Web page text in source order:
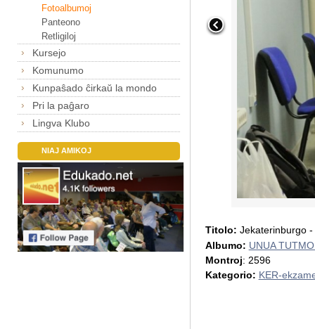
Fotoalbumoj
Panteono
Retligiloj
Kursejo
Komunumo
Kunpaŝado ĉirkaŭ la mondo
Pri la paĝaro
Lingva Klubo
NIAJ AMIKOJ
Titolo: Jekaterinburgo
Albumo: UNUA
Montroj: 2596
Kategorio: KER-